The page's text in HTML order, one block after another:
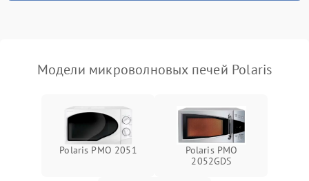
Сломался трансформатор Подробнее →
Модели микроволновых печей Polaris
Polaris PMO 2051
Polaris PMO
2052GDS